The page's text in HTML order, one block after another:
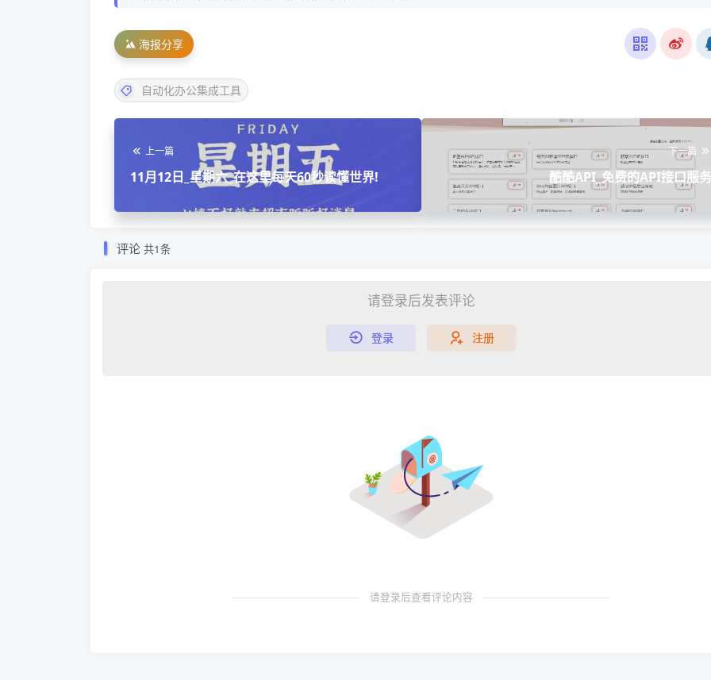
海报分享
自动化办公集成工具
上一篇
11月12日_星期六_在这里每天60秒读懂世界!
下一篇
酷酷API_免费的API接口服务
评论 共1条
请登录后发表评论
登录 注册
请登录后查看评论内容